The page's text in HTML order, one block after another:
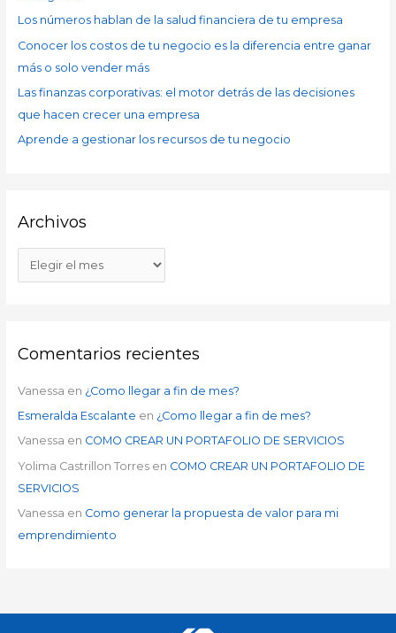
r
:
Los números hablan de la salud financiera de tu empresa
Conocer los costos de tu negocio es la diferencia entre ganar
más o solo vender más
Las finanzas corporativas: el motor detrás de las decisiones
que hacen crecer una empresa
Aprende a gestionar los recursos de tu negocio
Archivos
Comentarios recientes
Vanessa en ¿Como llegar a fin de mes?
Esmeralda Escalante en ¿Como llegar a fin de mes?
Vanessa en COMO CREAR UN PORTAFOLIO DE SERVICIOS
Yolima Castrillon Torresen COMO CREAR UN PORTAFOLIO DE
SERVICIOS
Vanessa en Como generar la propuesta de valor para mi
emprendimiento